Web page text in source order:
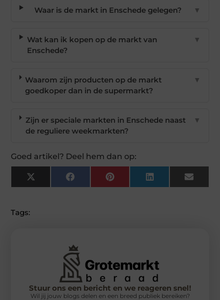
Waar is de markt in Enschede gelegen? ▼
Wat kan ik kopen op de markt van
Enschede?
▼
Waarom zijn producten op de markt
goedkoper dan in de supermarkt?
▼
Zijn er speciale markten in Enschede naast
de reguliere weekmarkten?
▼
Goed artikel? Deel hem dan op:
X
(Twitter)
FacebookPinterest LinkedIn Email
Tags:
Stuur ons een bericht en we reageren snel!
Wil jij jouw blogs delen en een breed publiek bereiken?